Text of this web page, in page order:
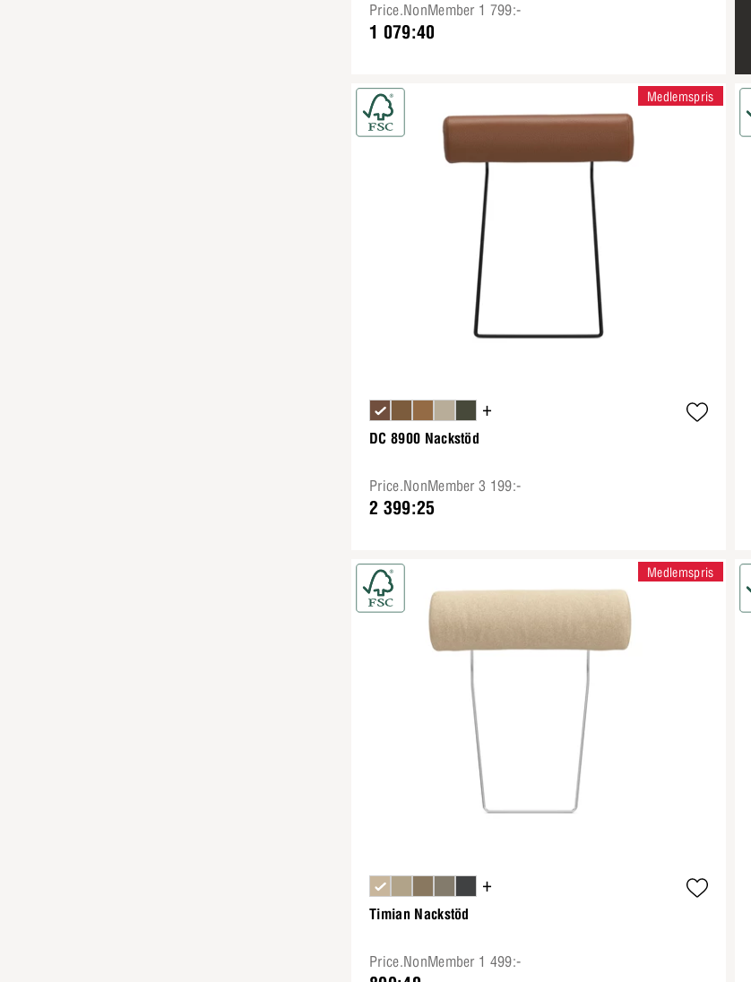
Price.NonMember 1 799:-
1 079:40
+
DC 8900 Nackstöd
Price.NonMember 3 199:-
2 399:25
Medlemspris
+
Timian Nackstöd
Price.NonMember 1 499:-
Medlemspris